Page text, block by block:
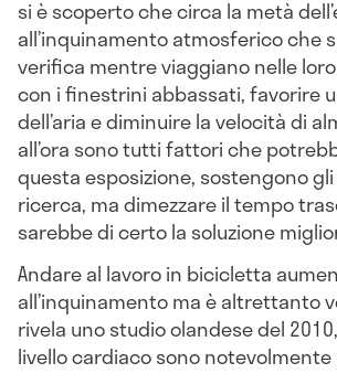
si è scoperto che circa la metà
all’inquinamento atmosferico che
verifica mentre viaggiano nelle
con i finestrini abbassati, favorire
dell’aria e diminuire la velocità di
all’ora sono tutti fattori che
questa esposizione, sostengono
ricerca, ma dimezzare il tempo
sarebbe di certo la soluzione
Andare al lavoro in bicicletta
all’inquinamento ma è altrettanto
rivela uno studio olandese del
livello cardiaco sono notevolmente